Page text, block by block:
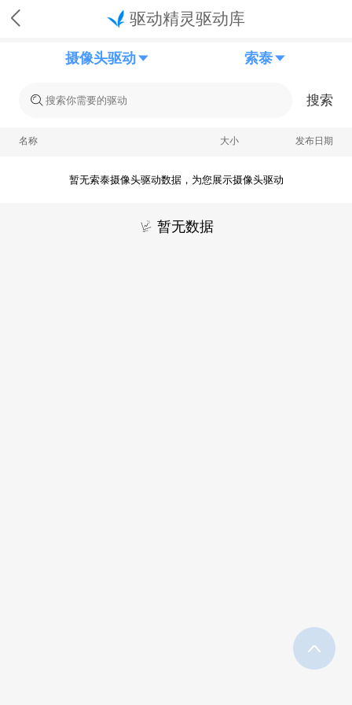
驱动精灵驱动库
摄像头驱动 索泰
搜索
名称 大小 发布日期
暂无索泰摄像头驱动数据，为您展示摄像头驱动
暂无数据